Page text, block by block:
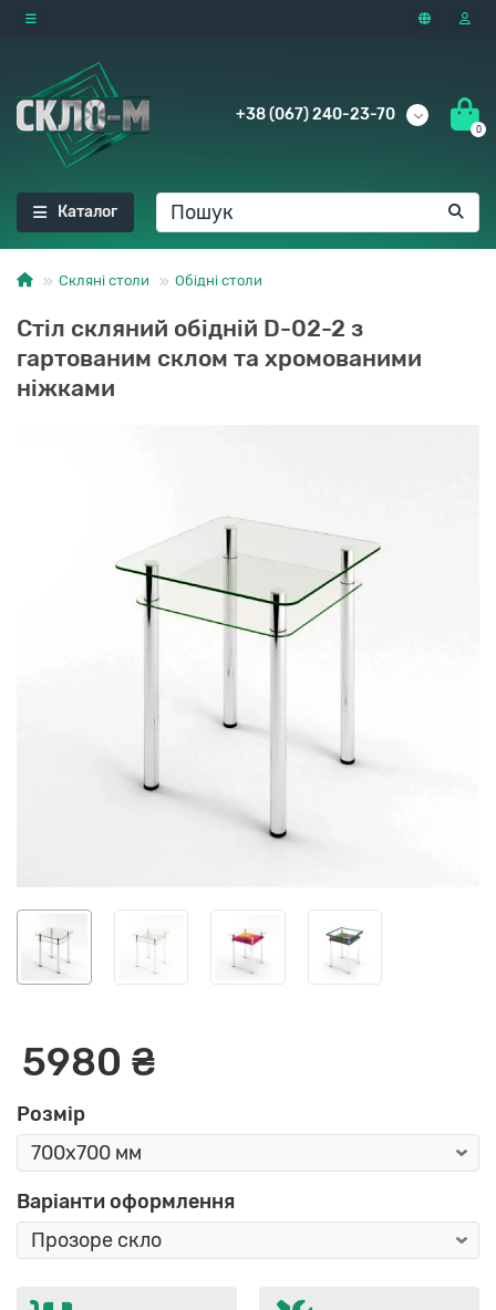
+38 (067) 240-23-70
0
Каталог
Скляні столи Обідні столи
Стіл скляний обідній D-02-2 з
гартованим склом та хромованими
ніжками
5980 ₴
Розмір
Варіанти оформлення